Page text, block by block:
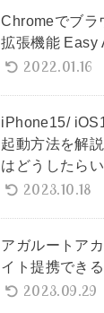
Chromeでブラ
拡張機能 Easy
2022.01.16
iPhone15/
起動方法を解
はどうしたら
2023.10.18
アガルートア
イト提携でき
2023.09.29